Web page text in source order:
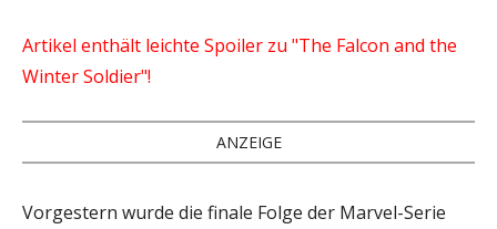
Artikel enthält leichte Spoiler zu "The Falcon and the
Winter Soldier"!
ANZEIGE
Vorgestern wurde die finale Folge der Marvel-Serie